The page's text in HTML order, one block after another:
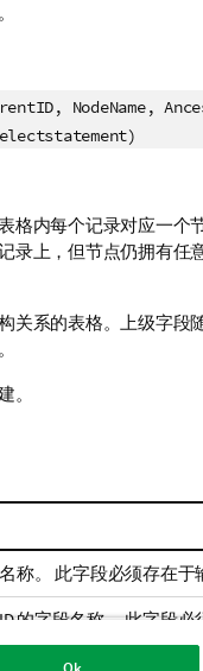
NodeName,
格内每个记录对应一个
录上，但节点仍拥有任
关系的表格。上级字段
。
称。 此字段必须存在于
的字段名称。 此字段必
名称。 此字段必须存在